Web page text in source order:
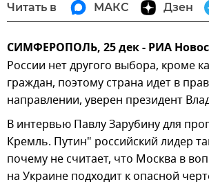
Читать в МАКС Дзен
СИМФЕРОПОЛЬ, 25 дек - РИА
России нет другого выбора, кроме
граждан, поэтому страна идет в
направлении, уверен президент
В интервью Павлу Зарубину для
Кремль. Путин" российский лидер
почему не считает, что Москва в
на Украине подходит к опасной